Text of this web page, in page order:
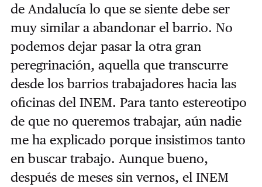
de Andalucía lo que se siente debe ser
muy similar a abandonar el barrio. No
podemos dejar pasar la otra gran
peregrinación, aquella que transcurre
desde los barrios trabajadores hacia las
oficinas del INEM. Para tanto estereotipo
de que no queremos trabajar, aún nadie
me ha explicado porque insistimos tanto
en buscar trabajo. Aunque bueno,
después de meses sin vernos, el INEM